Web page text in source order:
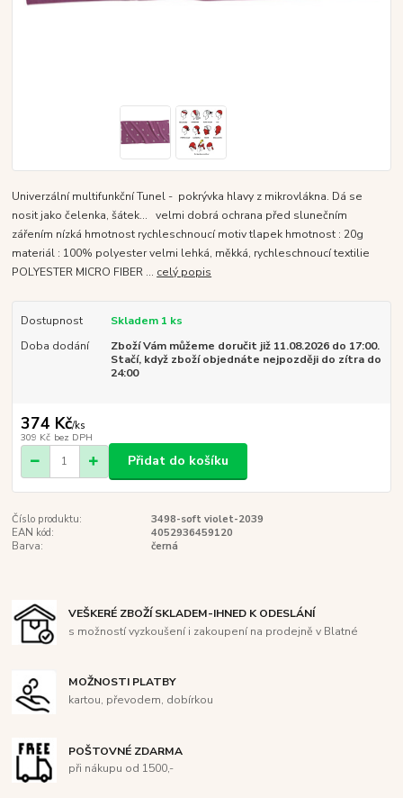
Univerzální multifunkční Tunel - pokrývka hlavy z mikrovlákna. Dá se
nosit jako čelenka, šátek... velmi dobrá ochrana před slunečním
zářením nízká hmotnost rychleschnoucí motiv tlapek hmotnost : 20g
materiál : 100% polyester velmi lehká, měkká, rychleschnoucí textilie
POLYESTER MICRO FIBER ... celý popis
Dostupnost
Skladem 1 ks
Doba dodání
Zboží Vám můžeme doručit již 11.08.2026 do 17:00.
Stačí, když zboží objednáte nejpozději do zítra do
24:00
374 Kč/ks
309 Kč bez DPH
Přidat do košíku
Číslo produktu:
3498-soft violet-2039
EAN kód:
4052936459120
Barva:
černá
VEŠKERÉ ZBOŽÍ SKLADEM-IHNED K ODESLÁNÍ
s možností vyzkoušení i zakoupení na prodejně v Blatné
MOŽNOSTI PLATBY
kartou, převodem, dobírkou
POŠTOVNÉ ZDARMA
při nákupu od 1500,-